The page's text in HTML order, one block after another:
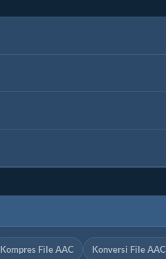
Kompres File AAC Konversi File AAC